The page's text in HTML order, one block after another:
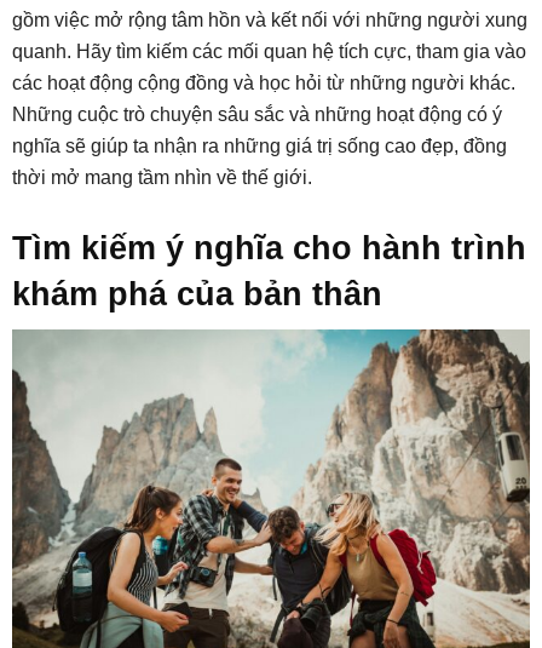
gồm việc mở rộng tâm hồn và kết nối với những người xung
quanh. Hãy tìm kiếm các mối quan hệ tích cực, tham gia vào
các hoạt động cộng đồng và học hỏi từ những người khác.
Những cuộc trò chuyện sâu sắc và những hoạt động có ý
nghĩa sẽ giúp ta nhận ra những giá trị sống cao đẹp, đồng
thời mở mang tầm nhìn về thế giới.
Tìm kiếm ý nghĩa cho hành trình
khám phá của bản thân